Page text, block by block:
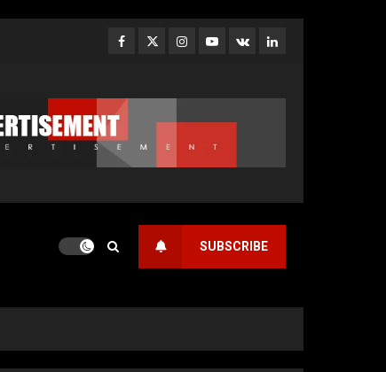
Facebook
TwitterInstagram
Youtube
VK LinkedIn
SUBSCRIBE